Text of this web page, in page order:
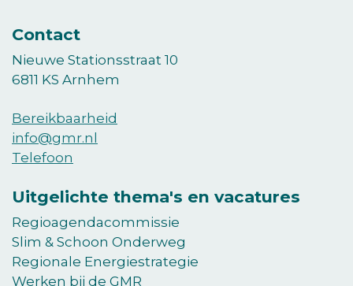
Contact
Nieuwe Stationsstraat 10
6811 KS Arnhem
Bereikbaarheid
info@gmr.nl
Telefoon
Uitgelichte thema's en vacatures
Regioagendacommissie
Slim & Schoon Onderweg
Regionale Energiestrategie
Werken bij de GMR